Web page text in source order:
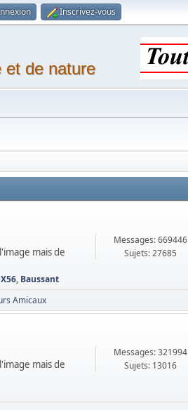
Inscrivez-vous
et de nature
mais de
, Baussant
Messages: 669446
Sujets: 27685
Amicaux
mais de
Messages: 321994
Sujets: 13016